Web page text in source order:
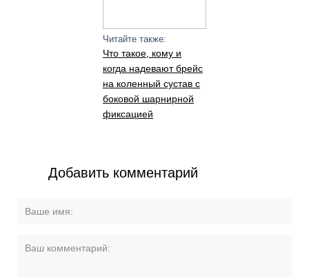
Читайте также:
Что такое, кому и
когда надевают брейс
на коленный сустав с
боковой шарнирной
фиксацией
Добавить комментарий